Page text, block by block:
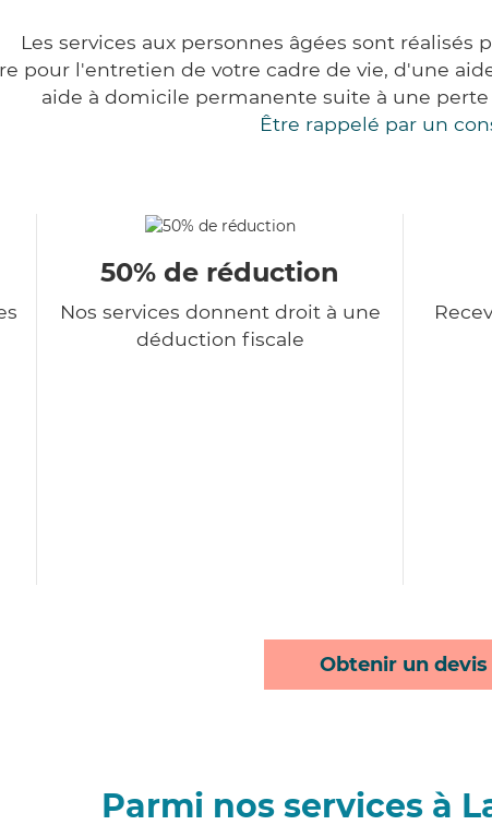
Les services aux personnes âgées sont réalisés
pour l'entretien de votre cadre de vie, d'une
aide à domicile permanente suite à une
Être rappelé par un
50% de réduction
Nos services donnent droit à une
déduction fiscale
Obtenir un devis
Parmi nos services à